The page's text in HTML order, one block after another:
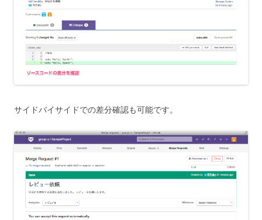
サイドバイサイドでの差分確認も可能です。